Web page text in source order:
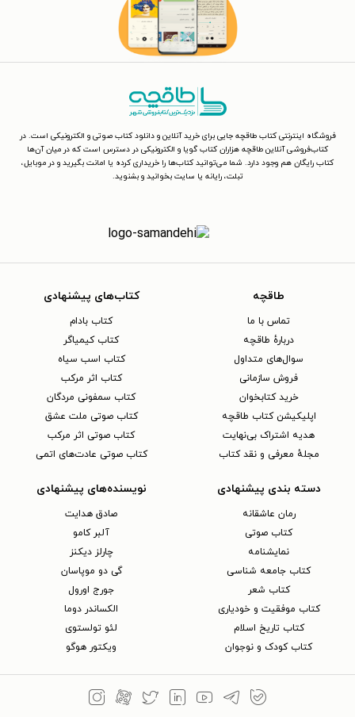
فروشگاه اینترنتی کتاب طاقچه جایی برای خرید آنلاین و دانلود کتاب صوتی و الکترونیکی است. در
کتاب‌فروشی آنلاین طاقچه هزاران کتاب گویا و الکترونیکی در دسترس است که در میان آن‌ها
کتاب رایگان هم وجود دارد. شما می‌توانید کتاب‌ها را خریداری کرده یا امانت بگیرید و در موبایل،
تبلت، رایانه یا سایت بخوانید و بشنوید.
طاقچه
تماس با ما
دربارهٔ طاقچه
سوال‌های متداول
فروش سازمانی
خرید کتابخوان
اپلیکیشن کتاب طاقچه
هدیه اشتراک بی‌نهایت
مجلهٔ معرفی و نقد کتاب
کتاب‌های پیشنهادی
کتاب بادام
کتاب کیمیاگر
کتاب اسب سیاه
کتاب اثر مرکب
کتاب سمفونی مردگان
کتاب صوتی ملت عشق
کتاب صوتی اثر مرکب
کتاب صوتی عادت‌های اتمی
دسته بندی پیشنهادی
رمان عاشقانه
کتاب‌ صوتی
نمایشنامه
کتاب جامعه شناسی
کتاب شعر
کتاب موفقیت و خودیاری
کتاب تاریخ اسلام
کتاب کودک و نوجوان
نویسنده‌های پیشنهادی
صادق هدایت
آلبر کامو
چارلز دیکنز
گی دو موپاسان
جورج اورول
الکساندر دوما
لئو تولستوی
ویکتور هوگو